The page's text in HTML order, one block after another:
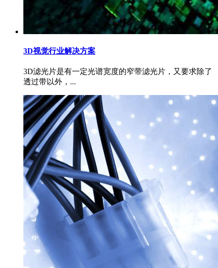
3D视觉行业解决方案
3D滤光片是有一定光谱宽度的窄带滤光片，又要求除了
透过带以外，...